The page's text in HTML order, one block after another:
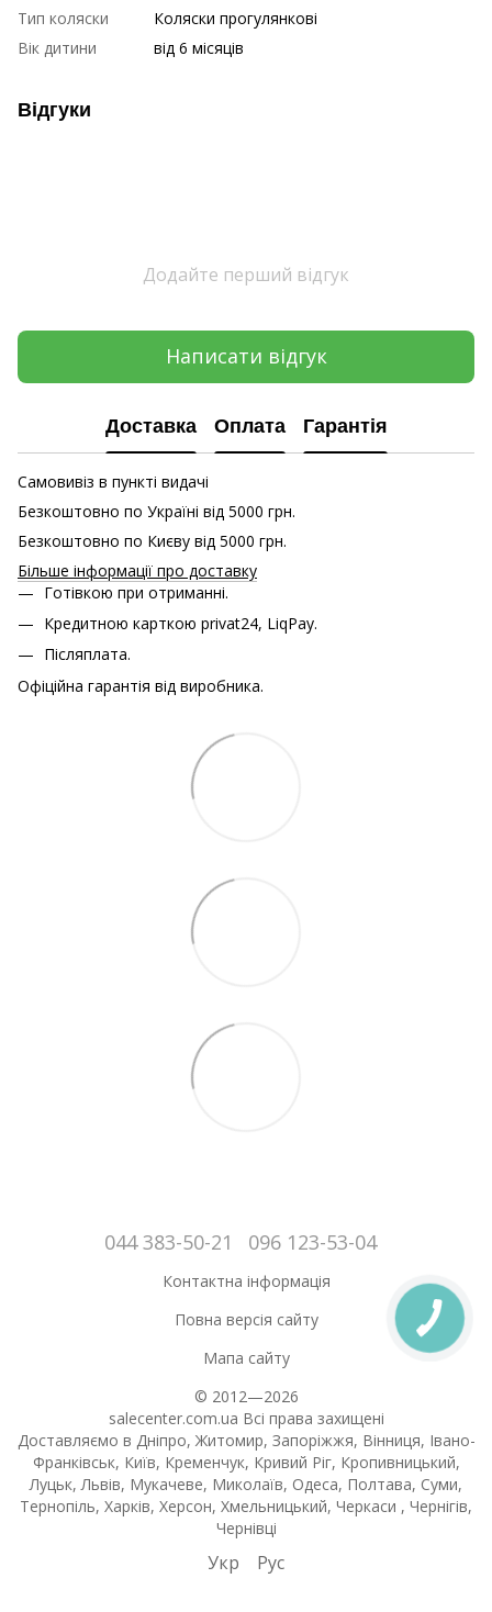
Тип коляски
Коляски прогулянкові
Вік дитини
від 6 місяців
Відгуки
Додайте перший відгук
Написати відгук
Доставка Оплата Гарантія
Самовивіз в пункті видачі
Безкоштовно по Україні від 5000 грн.
Безкоштовно по Києву від 5000 грн.
Більше інформації про доставку
Готівкою при отриманні.
Кредитною карткою privat24, LiqPay.
Післяплата.
Офіційна гарантія від виробника.
044 383-50-21 096 123-53-04
Контактна інформація
Повна версія сайту
Мапа сайту
© 2012—2026
salecenter.com.ua Всі права захищені
Доставляємо в Дніпро, Житомир, Запоріжжя, Вінниця, Івано-
Франківськ, Київ, Кременчук, Кривий Ріг, Кропивницький,
Луцьк, Львів, Мукачеве, Миколаїв, Одеса, Полтава, Суми,
Тернопіль, Харків, Херсон, Хмельницький, Черкаси , Чернігів,
Чернівці
Укр Рус